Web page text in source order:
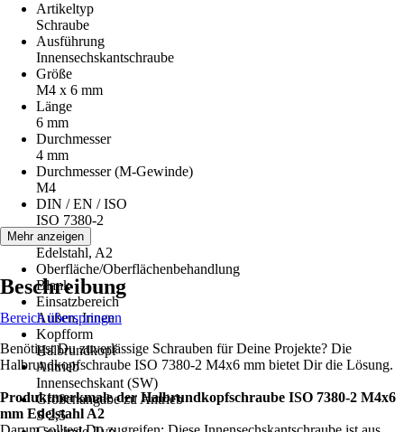
Artikeltyp
Schraube
Ausführung
Innensechskantschraube
Größe
M4 x 6 mm
Länge
6 mm
Durchmesser
4 mm
Durchmesser (M-Gewinde)
M4
DIN / EN / ISO
ISO 7380-2
Material
Edelstahl, A2
Oberfläche/Oberflächenbehandlung
Blank
Einsatzbereich
Außen, Innen
Kopfform
Halbrundkopf
Antrieb
Innensechskant (SW)
Größenangabe zu Antrieb
S 2,5
Mehr anzeigen
Beschreibung
Bereich überspringen
Benötigst Du zuverlässige Schrauben für Deine Projekte? Die
Halbrundkopfschraube ISO 7380-2 M4x6 mm bietet Dir die Lösung.
Produktmerkmale der Halbrundkopfschraube ISO 7380-2 M4x6
mm Edelstahl A2